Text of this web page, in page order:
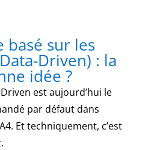
basé sur les
Driven) : la
idée ?
est aujourd’hui le
par défaut dans
Et techniquement, c’est